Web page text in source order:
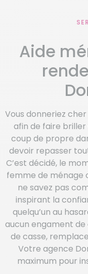
Aide
Vous donneriez
afin de faire briller
coup de propre
devoir repasser
C’est décidé, le
femme de ménage
ne savez pas
inspirant la
quelqu’un au
aucun engament de
de casse,
Votre agence
maximum pour